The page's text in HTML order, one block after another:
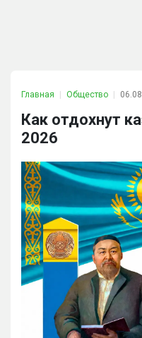
Главная Общество
Как отдохнут
2026